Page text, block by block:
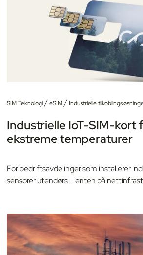
SIM Teknologi/eSIM/ Industrielle
Industrielle IoT-SIM-kort
ekstreme temperaturer
For bedriftsavdelinger som installerer
sensorer utendørs – enten på